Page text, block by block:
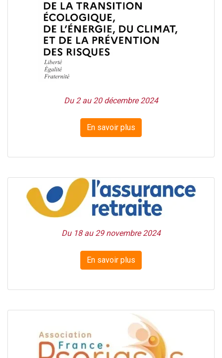
Du 2 au 20 décembre 2024
En savoir plus
Du 18 au 29 novembre 2024
En savoir plus